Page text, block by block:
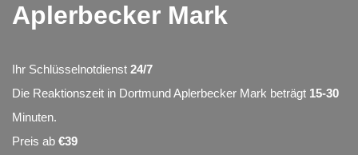
Aplerbecker Mark
Ihr Schlüsselnotdienst 24/7
Die Reaktionszeit in Dortmund Aplerbecker Mark beträgt 15-30
Minuten.
Preis ab €39